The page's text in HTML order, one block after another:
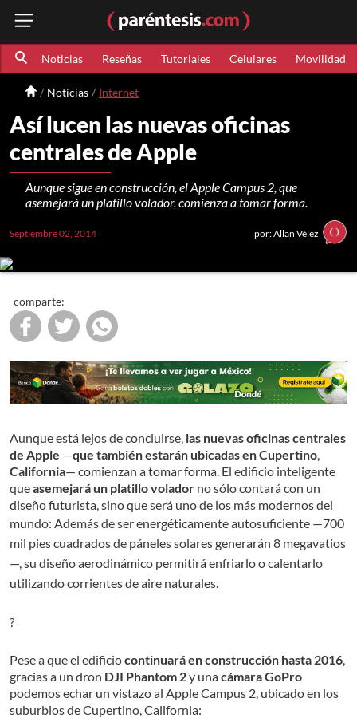
Noticias Reseñas Tutoriales Celulares Movilidad
Noticias Internet
Así lucen las nuevas oficinas
centrales de Apple
Aunque sigue en construcción, el Apple Campus 2, que
asemejará un platillo volador, comienza a tomar forma.
Septiembre 02, 2014 por: Allan Vélez
comparte:
Aunque está lejos de concluirse, las nuevas oficinas centrales
de Apple —que también estarán ubicadas en Cupertino
California— comienzan a tomar forma. El edificio inteligente
queasemejará un platillo volador no sólo contará con un
diseño futurista, sino que será uno de los más modernos del
mundo: Además de ser energéticamente autosuficiente —700
mil pies cuadrados de páneles solares generarán 8 megavatios
—, su diseño aerodinámico permitirá enfriarlo o calentarlo
utilizando corrientes de aire naturales.
?
Pese a que el edificiocontinuará en construcción hasta 2016
gracias a un dron DJI Phantom 2y unacámara GoPro
podemos echar un vistazo al Apple Campus 2, ubicado en los
suburbios de Cupertino, California: